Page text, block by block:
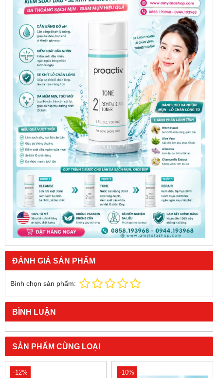
ĐÁNH GIÁ SẢN PHẨM
Bình chọn sản phẩm:
BÌNH LUẬN
SẢN PHẨM CÙNG LOẠI
-12% -10%